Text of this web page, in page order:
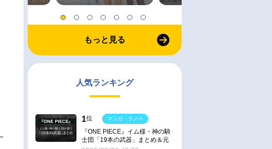
もっと見る
人気ランキング
1位
『ONE PIECE』イム様・神の騎
士団「19本の武器」まとめ＆元
マンガ・ラノベ